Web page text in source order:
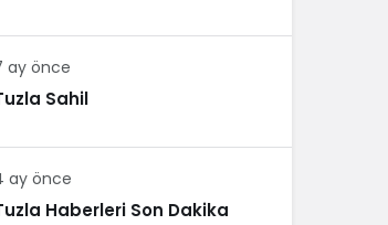
ay önce
Sahil
ay önce
Haberleri Son Dakika